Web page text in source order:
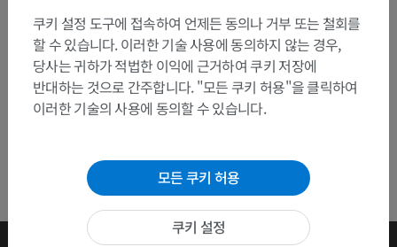
앱 다운로드
쿠키 설정 도구에 접속하여 언제든 동의나 거부 또는 철회를
할 수 있습니다. 이러한 기술 사용에 동의하지 않는 경우,
당사는 귀하가 적법한 이익에 근거하여 쿠키 저장에
반대하는 것으로 간주합니다. "모든 쿠키 허용"을 클릭하여
이러한 기술의 사용에 동의할 수 있습니다.
모든 쿠키 허용
쿠키 설정